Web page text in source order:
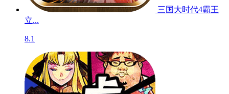
三国大时代4霸王
立...
8.1